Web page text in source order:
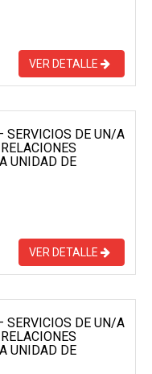
VER DETALLE
DE UN/A
UNIDAD DE
VER DETALLE
DE UN/A
UNIDAD DE